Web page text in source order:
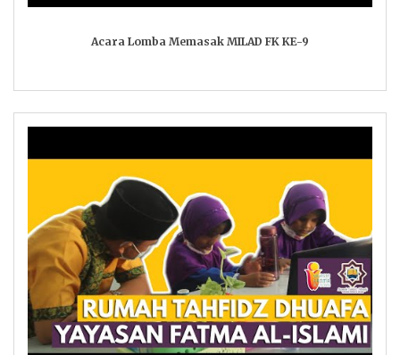
Acara Lomba Memasak MILAD FK KE-9